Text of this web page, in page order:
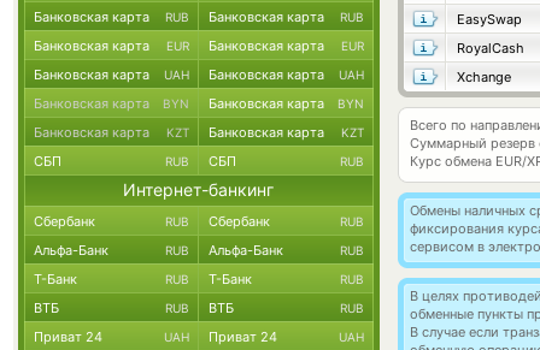
EasySwap
RoyalCash
Xchange
Всего по
Суммарный резерв
Курс обмена EUR/
Обмены наличных
фиксирования
сервисом в
В целях
обменные пункты
В случае если
Банковская карта RUB Банковская карта RUB
Банковская карта EUR Банковская карта EUR
Банковская карта UAH Банковская карта UAH
Банковская карта BYN Банковская карта BYN
Банковская карта KZT Банковская карта KZT
СБП RUB СБП RUB
Интернет-банкинг
Сбербанк RUB Сбербанк RUB
Альфа-Банк RUB Альфа-Банк RUB
Т-Банк RUB Т-Банк RUB
ВТБ RUB ВТБ RUB
Приват 24 UAH Приват 24 UAH